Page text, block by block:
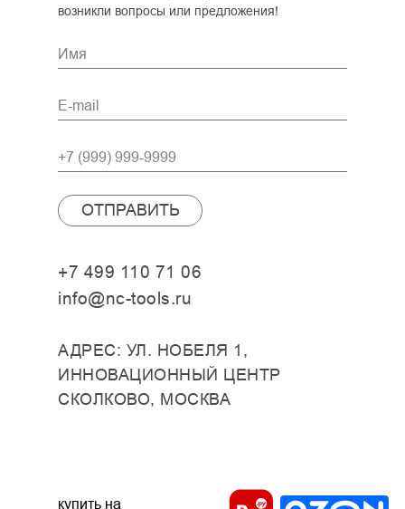
возникли вопросы или предложения!
+7 499 110 71 06
info@nc-tools.ru
АДРЕС: УЛ. НОБЕЛЯ 1,
ИННОВАЦИОННЫЙ ЦЕНТР
СКОЛКОВО, МОСКВА
ОТПРАВИТЬ
купить на